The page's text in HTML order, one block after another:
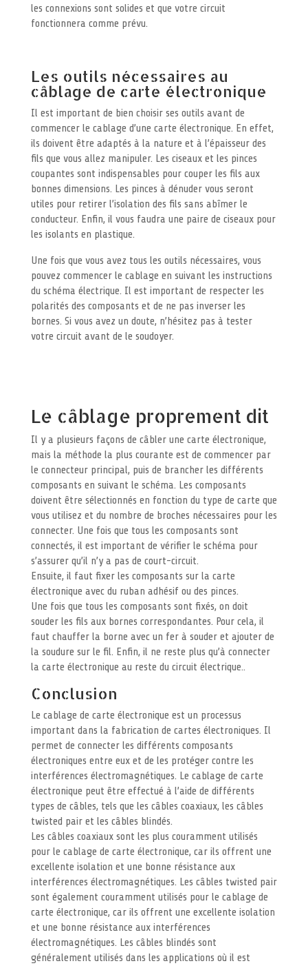
les connexions sont solides et que votre circuit
fonctionnera comme prévu.
Les outils nécessaires au
câblage de carte électronique
Il est important de bien choisir ses outils avant de
commencer le cablage d’une carte électronique. En effet,
ils doivent être adaptés à la nature et à l’épaisseur des
fils que vous allez manipuler. Les ciseaux et les pinces
coupantes sont indispensables pour couper les fils aux
bonnes dimensions. Les pinces à dénuder vous seront
utiles pour retirer l’isolation des fils sans abîmer le
conducteur. Enfin, il vous faudra une paire de ciseaux pour
les isolants en plastique.
Une fois que vous avez tous les outils nécessaires, vous
pouvez commencer le cablage en suivant les instructions
du schéma électrique. Il est important de respecter les
polarités des composants et de ne pas inverser les
bornes. Si vous avez un doute, n’hésitez pas à tester
votre circuit avant de le soudoyer.
Le câblage proprement dit
Il y a plusieurs façons de câbler une carte électronique,
mais la méthode la plus courante est de commencer par
le connecteur principal, puis de brancher les différents
composants en suivant le schéma. Les composants
doivent être sélectionnés en fonction du type de carte que
vous utilisez et du nombre de broches nécessaires pour les
connecter. Une fois que tous les composants sont
connectés, il est important de vérifier le schéma pour
s’assurer qu’il n’y a pas de court-circuit.
Ensuite, il faut fixer les composants sur la carte
électronique avec du ruban adhésif ou des pinces.
Une fois que tous les composants sont fixés, on doit
souder les fils aux bornes correspondantes. Pour cela, il
faut chauffer la borne avec un fer à souder et ajouter de
la soudure sur le fil. Enfin, il ne reste plus qu’à connecter
la carte électronique au reste du circuit électrique..
Conclusion
Le cablage de carte électronique est un processus
important dans la fabrication de cartes électroniques. Il
permet de connecter les différents composants
électroniques entre eux et de les protéger contre les
interférences électromagnétiques. Le cablage de carte
électronique peut être effectué à l’aide de différents
types de câbles, tels que les câbles coaxiaux, les câbles
twisted pair et les câbles blindés.
Les câbles coaxiaux sont les plus couramment utilisés
pour le cablage de carte électronique, car ils offrent une
excellente isolation et une bonne résistance aux
interférences électromagnétiques. Les câbles twisted pair
sont également couramment utilisés pour le cablage de
carte électronique, car ils offrent une excellente isolation
et une bonne résistance aux interférences
électromagnétiques. Les câbles blindés sont
généralement utilisés dans les applications où il est